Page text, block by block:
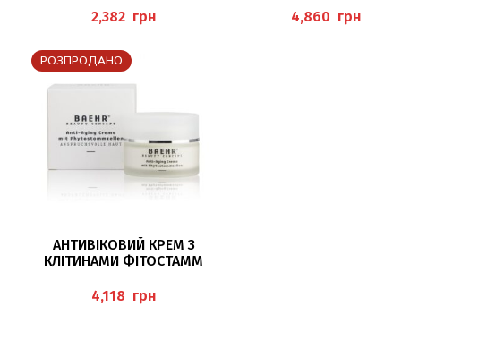
грн
30МЛ BAEHR
грн
РОЗПРОДАНО
ЧИТАТИ ДАЛІ
АНТИВІКОВИЙ КРЕМ З
КЛІТИНАМИ ФІТОСТАММ
PHYTOSTAMMZELLEN), 50
МЛ BAEHR
грн